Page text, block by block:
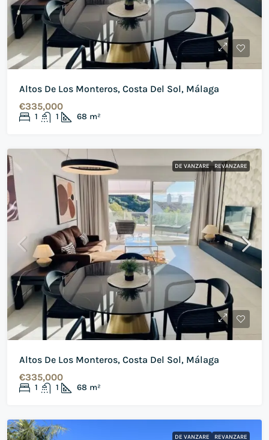
Altos De Los Monteros, Costa Del Sol, Málaga
€335,000
1 1 68 m²
DE VANZARE REVANZARE
Altos De Los Monteros, Costa Del Sol, Málaga
€335,000
1 1 68 m²
DE VANZARE REVANZARE